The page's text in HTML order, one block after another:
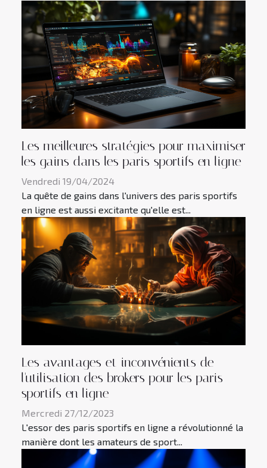
Les meilleures stratégies pour maximiser
les gains dans les paris sportifs en ligne
Vendredi 19/04/2024
La quête de gains dans l'univers des paris sportifs
en ligne est aussi excitante qu'elle est...
Les avantages et inconvénients de
l'utilisation des brokers pour les paris
sportifs en ligne
Mercredi 27/12/2023
L'essor des paris sportifs en ligne a révolutionné la
manière dont les amateurs de sport...